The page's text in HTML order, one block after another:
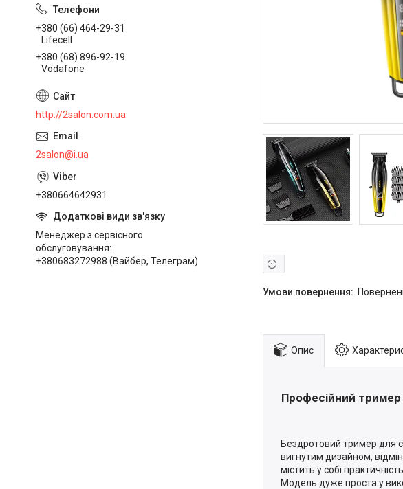
Опис
Професійний
Бездротовий тример для
вигнутим дизайном,
містить у собі
Модель дуже проста у
+380 (66) 464-29-31
Lifecell
+380 (68) 896-92-19
Vodafone
http://2salon.com.ua
2salon@i.ua
+380664642931
Менеджер з сервісного
обслуговування
+380683272988 (Вайбер, Телеграм)